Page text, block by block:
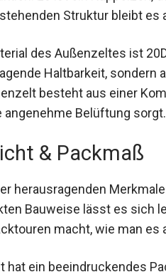
freistehenden Struktur
des Außenzeltes ist
Haltbarkeit,
Innenzelt besteht aus
für eine angenehme
& Packmaß
herausragenden
Bauweise lässt es sich
macht, wie man es
hat ein beeindruckendes